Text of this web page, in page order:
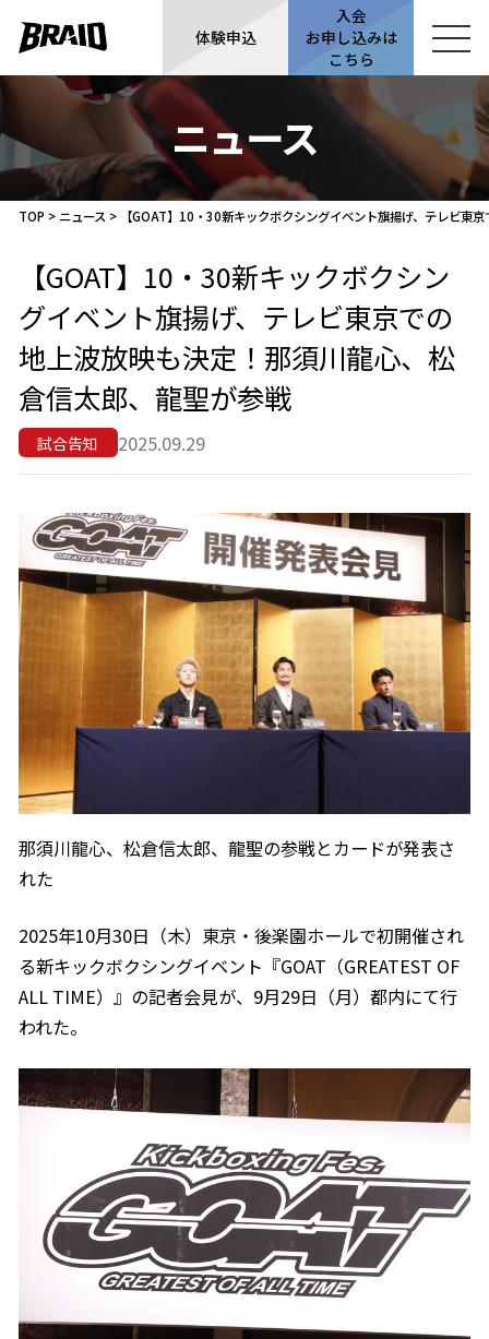
体験申込
入会
お申し込みは
こちら
ニュース
TOP > ニュース > 【GOAT】10・30新キックボクシングイベント旗揚げ、テレビ東
【GOAT】10・30新キックボクシン
グイベント旗揚げ、テレビ東京での
地上波放映も決定！那須川龍心、松
倉信太郎、龍聖が参戦
試合告知 2025.09.29
那須川龍心、松倉信太郎、龍聖の参戦とカードが発表さ
れた
2025年10月30日（木）東京・後楽園ホールで初開催され
る新キックボクシングイベント『GOAT（GREATEST OF
ALL TIME）』の記者会見が、9月29日（月）都内にて行
われた。